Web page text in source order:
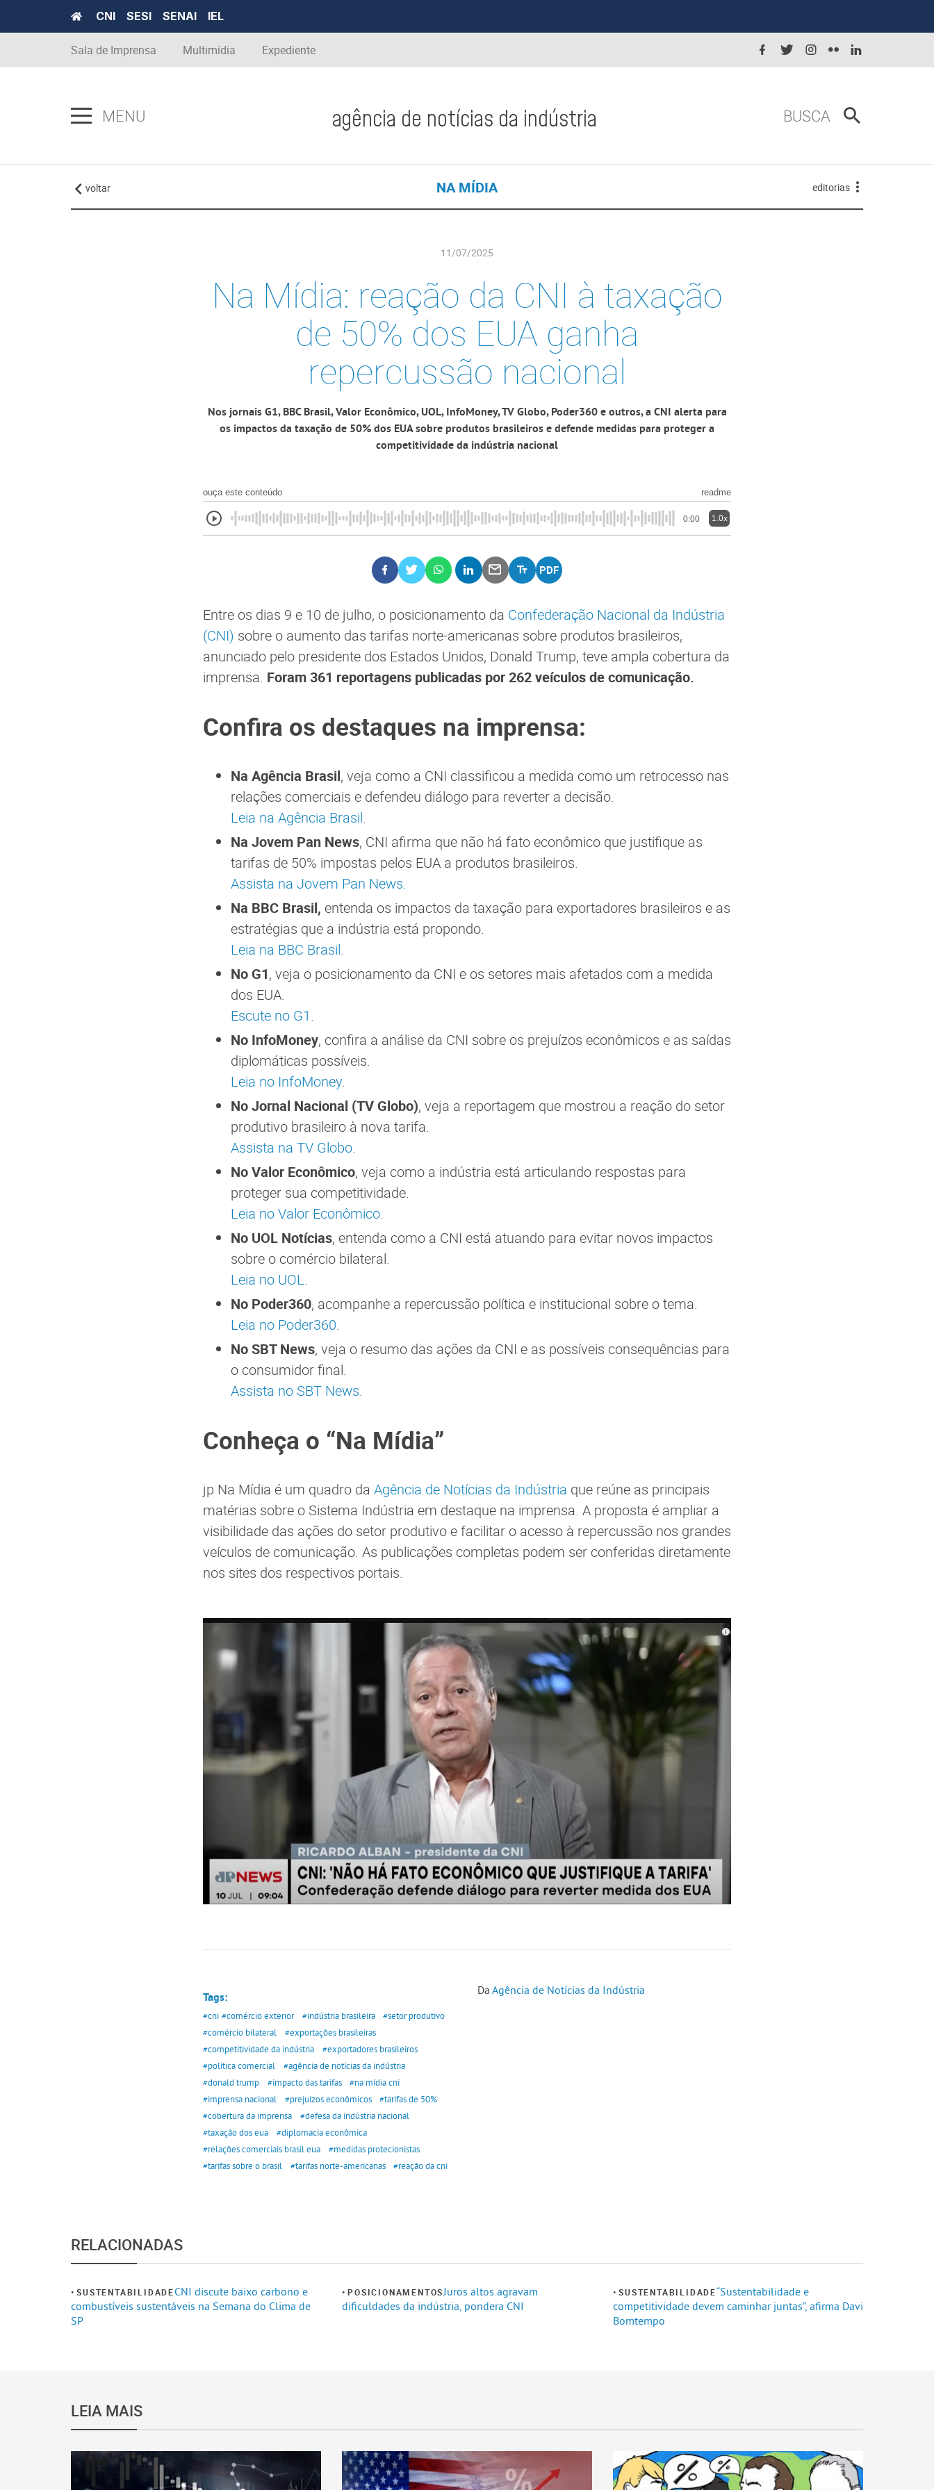
CNI SESI SENAI IEL
Sala de Imprensa Multimídia Expediente
MENU agência de notícias da indústria BUSCA
voltar NA MÍDIA editorias
11/07/2025
Na Mídia: reação da CNI à taxação
de 50% dos EUA ganha
repercussão nacional
Nos jornais G1, BBC Brasil, Valor Econômico, UOL, InfoMoney, TV Globo, Poder360 e outros, a CNI alerta para
os impactos da taxação de 50% dos EUA sobre produtos brasileiros e defende medidas para proteger a
competitividade da indústria nacional
ouça este conteúdo readme
0:00 1.0x
Entre os dias 9 e 10 de julho, o posicionamento da Confederação Nacional da Indústria
(CNI) sobre o aumento das tarifas norte-americanas sobre produtos brasileiros,
anunciado pelo presidente dos Estados Unidos, Donald Trump, teve ampla cobertura da
imprensa. Foram 361 reportagens publicadas por 262 veículos de comunicação.
Confira os destaques na imprensa:
Na Agência Brasil, veja como a CNI classificou a medida como um retrocesso nas
relações comerciais e defendeu diálogo para reverter a decisão.
Leia na Agência Brasil.
Na Jovem Pan News, CNI afirma que não há fato econômico que justifique as
tarifas de 50% impostas pelos EUA a produtos brasileiros.
Assista na Jovem Pan News.
Na BBC Brasil, entenda os impactos da taxação para exportadores brasileiros e as
estratégias que a indústria está propondo.
Leia na BBC Brasil.
No G1, veja o posicionamento da CNI e os setores mais afetados com a medida
dos EUA.
Escute no G1.
No InfoMoney, confira a análise da CNI sobre os prejuízos econômicos e as saídas
diplomáticas possíveis.
Leia no InfoMoney.
No Jornal Nacional (TV Globo), veja a reportagem que mostrou a reação do setor
produtivo brasileiro à nova tarifa.
Assista na TV Globo.
No Valor Econômico, veja como a indústria está articulando respostas para
proteger sua competitividade.
Leia no Valor Econômico.
No UOL Notícias, entenda como a CNI está atuando para evitar novos impactos
sobre o comércio bilateral.
Leia no UOL.
No Poder360, acompanhe a repercussão política e institucional sobre o tema.
Leia no Poder360.
No SBT News, veja o resumo das ações da CNI e as possíveis consequências para
o consumidor final.
Assista no SBT News.
Conheça o “Na Mídia”
jp Na Mídia é um quadro da Agência de Notícias da Indústria que reúne as principais
matérias sobre o Sistema Indústria em destaque na imprensa. A proposta é ampliar a
visibilidade das ações do setor produtivo e facilitar o acesso à repercussão nos grandes
veículos de comunicação. As publicações completas podem ser conferidas diretamente
nos sites dos respectivos portais.
Tags:
#cni #comércio exterior #indústria brasileira
#setor produtivo
#comércio bilateral
#exportações brasileiras
#competitividade da indústria
#exportadores brasileiros
#política comercial
#agência de notícias da indústria
#donald trump
#impacto das tarifas
#na mídia cni
#imprensa nacional
#prejuízos econômicos
#tarifas de 50%
#cobertura da imprensa
#defesa da indústria nacional
#taxação dos eua
#diplomacia econômica
#relações comerciais brasil eua
#medidas protecionistas
#tarifas sobre o brasil
#tarifas norte-americanas #reação da cni
Da Agência de Notícias da Indústria
RELACIONADAS
SUSTENTABILIDADECNI discute baixo carbono e
combustíveis sustentáveis na Semana do Clima de
SP
POSICIONAMENTOSJuros altos agravam
dificuldades da indústria, pondera CNI
SUSTENTABILIDADE“Sustentabilidade e
competitividade devem caminhar juntas”, afirma Davi
Bomtempo
LEIA MAIS